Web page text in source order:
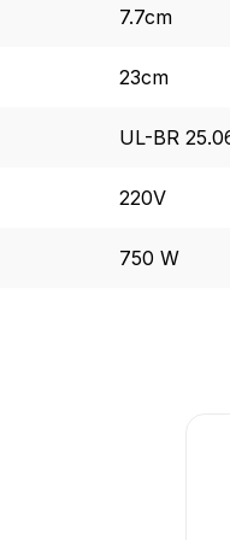
7.7cm
23cm
UL-BR
220V
750 W